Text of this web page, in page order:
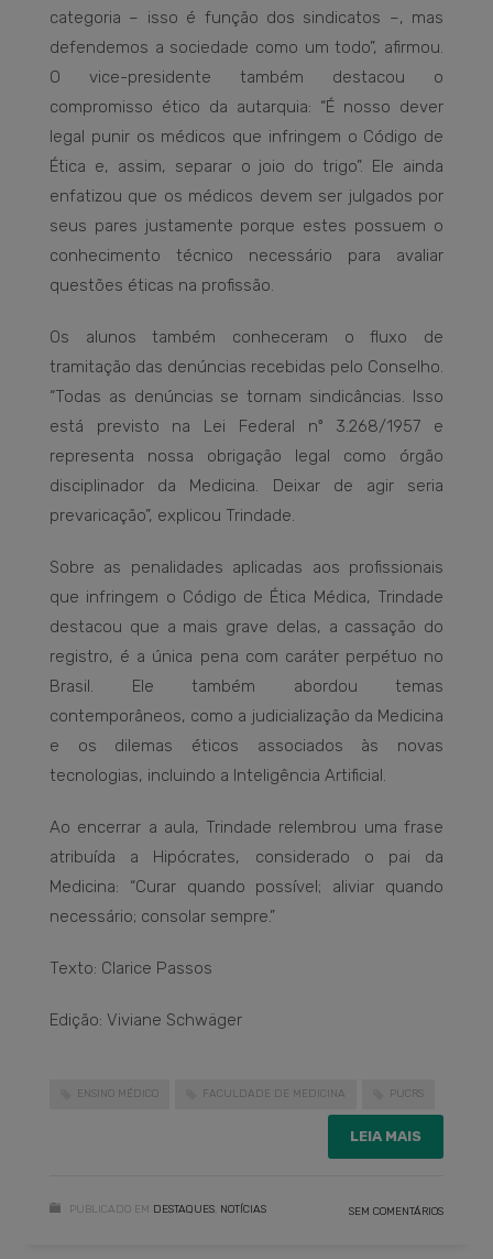
categoria – isso é função dos sindicatos –, mas
defendemos a sociedade como um todo”, afirmou.
O vice-presidente também destacou o
compromisso ético da autarquia: “É nosso dever
legal punir os médicos que infringem o Código de
Ética e, assim, separar o joio do trigo”. Ele ainda
enfatizou que os médicos devem ser julgados por
seus pares justamente porque estes possuem o
conhecimento técnico necessário para avaliar
questões éticas na profissão.
Os alunos também conheceram o fluxo de
tramitação das denúncias recebidas pelo Conselho.
“Todas as denúncias se tornam sindicâncias. Isso
está previsto na Lei Federal nº 3.268/1957 e
representa nossa obrigação legal como órgão
disciplinador da Medicina. Deixar de agir seria
prevaricação”, explicou Trindade.
Sobre as penalidades aplicadas aos profissionais
que infringem o Código de Ética Médica, Trindade
destacou que a mais grave delas, a cassação do
registro, é a única pena com caráter perpétuo no
Brasil. Ele também abordou temas
contemporâneos, como a judicialização da Medicina
e os dilemas éticos associados às novas
tecnologias, incluindo a Inteligência Artificial.
Ao encerrar a aula, Trindade relembrou uma frase
atribuída a Hipócrates, considerado o pai da
Medicina: “Curar quando possível; aliviar quando
necessário; consolar sempre.”
Texto: Clarice Passos
Edição: Viviane Schwäger
ENSINO MÉDICO FACULDADE DE MEDICINA PUCRS
LEIA MAIS
PUBLICADO EM DESTAQUES NOTÍCIAS SEM COMENTÁRIOS